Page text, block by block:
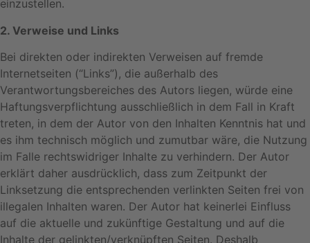
einzustellen.
2. Verweise und Links
Bei direkten oder indirekten Verweisen auf fremde
Internetseiten (“Links”), die außerhalb des
Verantwortungsbereiches des Autors liegen, würde eine
Haftungsverpflichtung ausschließlich in dem Fall in Kraft
treten, in dem der Autor von den Inhalten Kenntnis hat und
es ihm technisch möglich und zumutbar wäre, die Nutzung
im Falle rechtswidriger Inhalte zu verhindern. Der Autor
erklärt daher ausdrücklich, dass zum Zeitpunkt der
Linksetzung die entsprechenden verlinkten Seiten frei von
illegalen Inhalten waren. Der Autor hat keinerlei Einfluss
auf die aktuelle und zukünftige Gestaltung und auf die
Inhalte der gelinkten/verknüpften Seiten. Deshalb